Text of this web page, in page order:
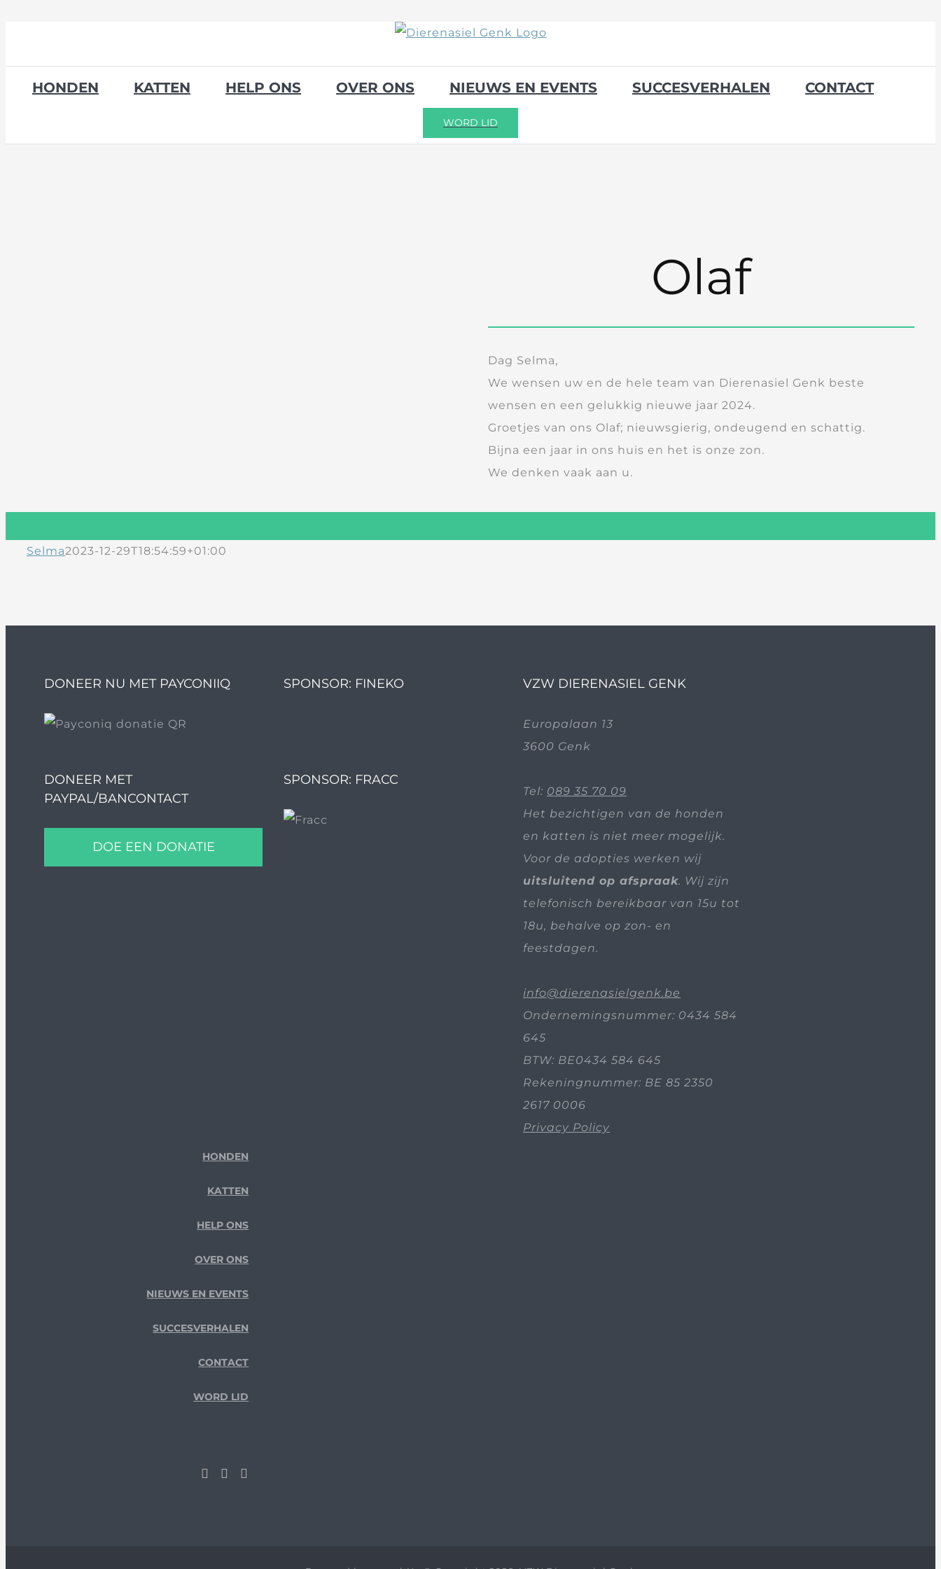
HONDEN KATTEN HELP ONS OVER ONS NIEUWS EN EVENTS SUCCESVERHALEN CONTACT
WORD LID
Olaf
Dag Selma,
We wensen uw en de hele team van Dierenasiel Genk beste
wensen en een gelukkig nieuwe jaar 2024.
Groetjes van ons Olaf; nieuwsgierig, ondeugend en schattig.
Bijna een jaar in ons huis en het is onze zon.
We denken vaak aan u.
Selma2023-12-29T18:54:59+01:00
DONEER NU MET PAYCONIIQ
DONEER MET
PAYPAL/BANCONTACT
DOE EEN DONATIE
SPONSOR: FINEKO
SPONSOR: FRACC
VZW DIERENASIEL GENK
Europalaan 13
3600 Genk
Tel: 089 35 70 09
Het bezichtigen van de honden
en katten is niet meer mogelijk.
Voor de adopties werken wij
uitsluitend op afspraak. Wij zijn
telefonisch bereikbaar van 15u tot
18u, behalve op zon- en
feestdagen.
info@dierenasielgenk.be
Ondernemingsnummer: 0434 584
645
BTW: BE0434 584 645
Rekeningnummer: BE 85 2350
2617 0006
Privacy Policy
HONDEN
KATTEN
HELP ONS
OVER ONS
NIEUWS EN EVENTS
SUCCESVERHALEN
CONTACT
WORD LID